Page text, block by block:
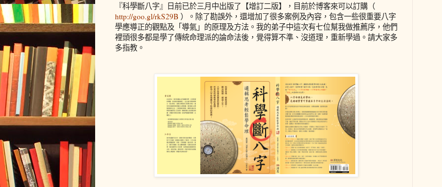
『科學斷八字』日前已於三月中出版了【增訂二版】，目前於博客來可以訂購（
http://goo.gl/rkS29B ）。除了勘誤外，還增加了很多案例及內容，包含一些很重要八字
學應導正的觀點及「導氣」的原理及方法。我的弟子中這次有七位幫我做推薦序，他們
裡頭很多都是學了傳統命理派的論命法後，覺得算不準、沒道理，重新學過。請大家多
多指教。